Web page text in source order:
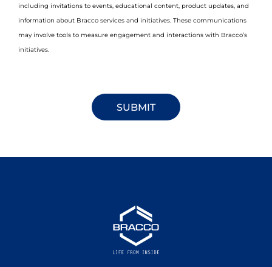
including invitations to events, educational content, product updates, and
information about Bracco services and initiatives. These communications
may involve tools to measure engagement and interactions with Bracco’s
initiatives.